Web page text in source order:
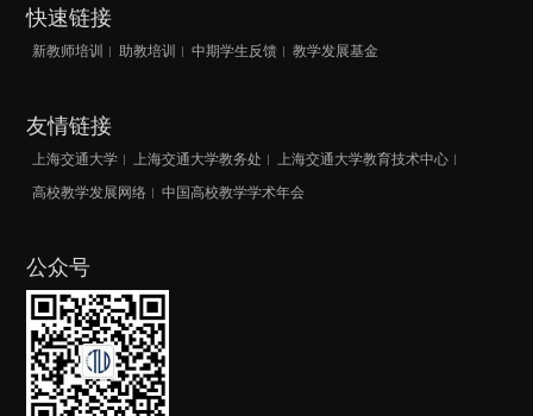
快速链接
新教师培训 助教培训 中期学生反馈 教学发展基金
友情链接
上海交通大学 上海交通大学教务处
上海交通大学教育技术中心
高校教学发展网络
中国高校教学学术年会
公众号